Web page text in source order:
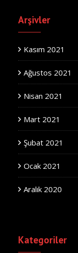
Arşivler
Kasım 2021
Ağustos 2021
Nisan 2021
Mart 2021
Şubat 2021
Ocak 2021
Aralık 2020
Kategoriler